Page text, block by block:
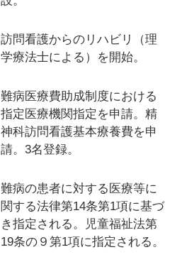
訪問看護からのリハビリ（理
学療法士による）を開始。
難病医療費助成制度における
指定医療機関指定を申請。精
神科訪問看護基本療養費を申
請。3名登録。
難病の患者に対する医療等に
関する法律第14条第1項に基づ
き指定される。児童福祉法第
19条の９第1項に指定される。